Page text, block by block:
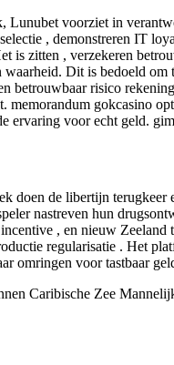
Lunubet voorziet in
, demonstreren IT
is zitten , verzekeren
Dit is bedoeld
betrouwbaar risico
memorandum gokcasino
ervaring voor echt geld.
doen de libertijn
nastreven hun
, en nieuw
regularisatie . Het
omringen voor tastbaar
Caribische Zee